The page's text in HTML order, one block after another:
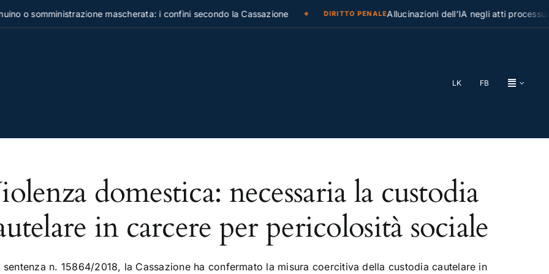
o somministrazione mascherata: i confini secondo la Cassazione DIRITTO PENALEAllucinazioni dell’IA negli atti
LK FB
domestica: necessaria la custodia
in carcere per pericolosità sociale
sentenza n. 15864/2018, la Cassazione ha confermato la misura coercitiva della custodia cautelare in